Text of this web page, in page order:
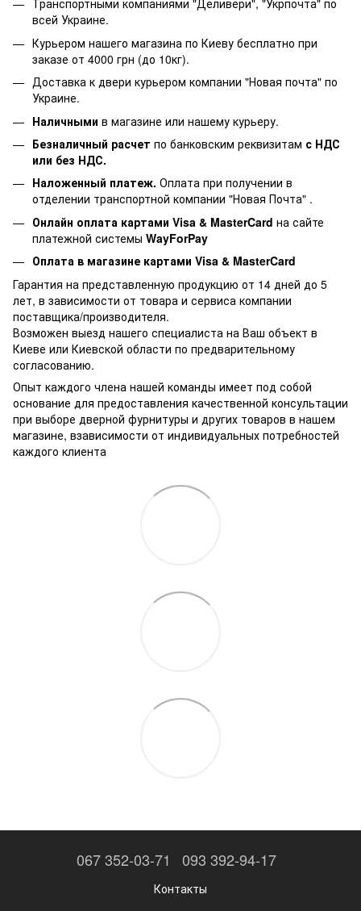
Транспортными компаниями "Деливери", "Укрпочта" по
всей Украине.
Курьером нашего магазина по Киеву бесплатно при
заказе от 4000 грн (до 10кг).
Доставка к двери курьером компании "Новая почта" по
Украине.
Наличными в магазине или нашему курьеру.
Безналичный расчет по банковским реквизитам с НДС
или без НДС.
Наложенный платеж. Оплата при получении в
отделении транспортной компании "Новая Почта" .
Онлайн оплата картами Visa & MasterCard на сайте
платежной системы WayForPay
Оплата в магазине картами Visa & MasterCard
Гарантия на представленную продукцию от 14 дней до 5
лет, в зависимости от товара и сервиса компании
поставщика/производителя.
Возможен выезд нашего специалиста на Ваш объект в
Киеве или Киевской области по предварительному
согласованию.
Опыт каждого члена нашей команды имеет под собой
основание для предоставления качественной консультации
при выборе дверной фурнитуры и других товаров в нашем
магазине, взависимости от индивидуальных потребностей
каждого клиента
067 352-03-71 093 392-94-17
Контакты